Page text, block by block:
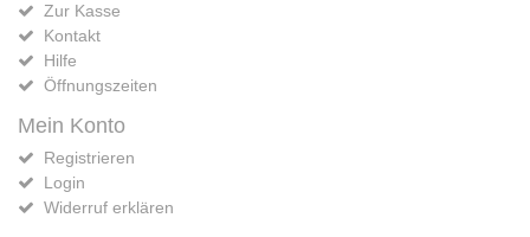
Zur Kasse
Kontakt
Hilfe
Öffnungszeiten
Mein Konto
Registrieren
Login
Widerruf erklären